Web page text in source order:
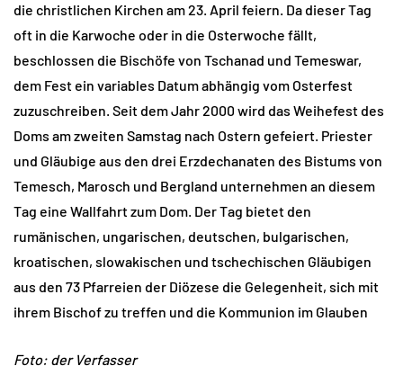
die christlichen Kirchen am 23. April feiern. Da dieser Tag
oft in die Karwoche oder in die Osterwoche fällt,
beschlossen die Bischöfe von Tschanad und Temeswar,
dem Fest ein variables Datum abhängig vom Osterfest
zuzuschreiben. Seit dem Jahr 2000 wird das Weihefest des
Doms am zweiten Samstag nach Ostern gefeiert. Priester
und Gläubige aus den drei Erzdechanaten des Bistums von
Temesch, Marosch und Bergland unternehmen an diesem
Tag eine Wallfahrt zum Dom. Der Tag bietet den
rumänischen, ungarischen, deutschen, bulgarischen,
kroatischen, slowakischen und tschechischen Gläubigen
aus den 73 Pfarreien der Diözese die Gelegenheit, sich mit
ihrem Bischof zu treffen und die Kommunion im Glauben
Foto: der Verfasser